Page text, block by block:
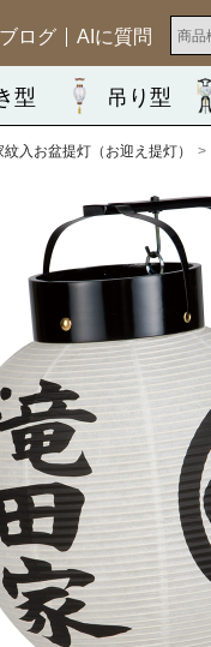
ブログ AIに質問
型 吊り型
紋入お盆提灯（お迎え提灯）